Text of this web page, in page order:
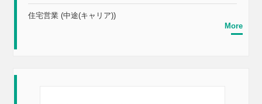
住宅営業 (中途(キャリア))
More